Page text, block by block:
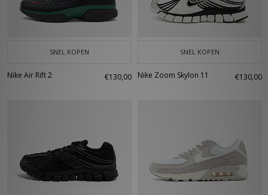
SNEL KOPEN
Nike Air Rift 2 €130,00
SNEL KOPEN
Nike Zoom Skylon 11 €130,00